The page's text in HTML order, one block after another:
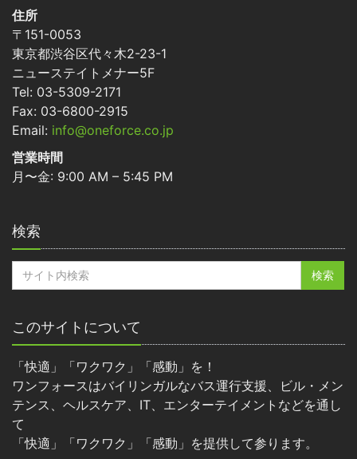
住所
〒151-0053
東京都渋谷区代々木2-23-1
ニューステイトメナー5F
Tel: 03-5309-2171
Fax: 03-6800-2915
Email: info@oneforce.co.jp
営業時間
月〜金: 9:00 AM – 5:45 PM
検索
このサイトについて
「快適」「ワクワク」「感動」を！
ワンフォースはバイリンガルなバス運行支援、ビル・メン
テンス、ヘルスケア、IT、エンターテイメントなどを通し
て
「快適」「ワクワク」「感動」を提供して参ります。